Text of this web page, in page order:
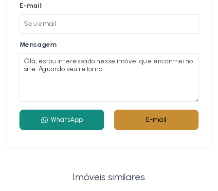
E-mail
Mensagem
WhatsApp E-mail
Imóveis similares